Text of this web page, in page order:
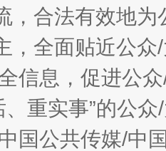
，合法有效地
，全面贴近公
信息，促进公
、重实事”的公
国公共传媒/中